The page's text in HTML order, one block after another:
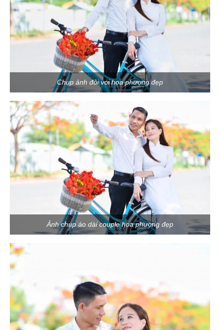
Chụp ảnh đôi với hoa phượng đẹp
Ảnh chụp áo dài couple hoa phượng đẹp